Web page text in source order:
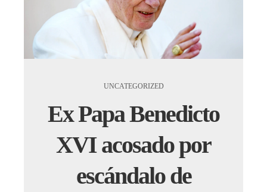
UNCATEGORIZED
Ex Papa Benedicto
XVI acosado por
escándalo de